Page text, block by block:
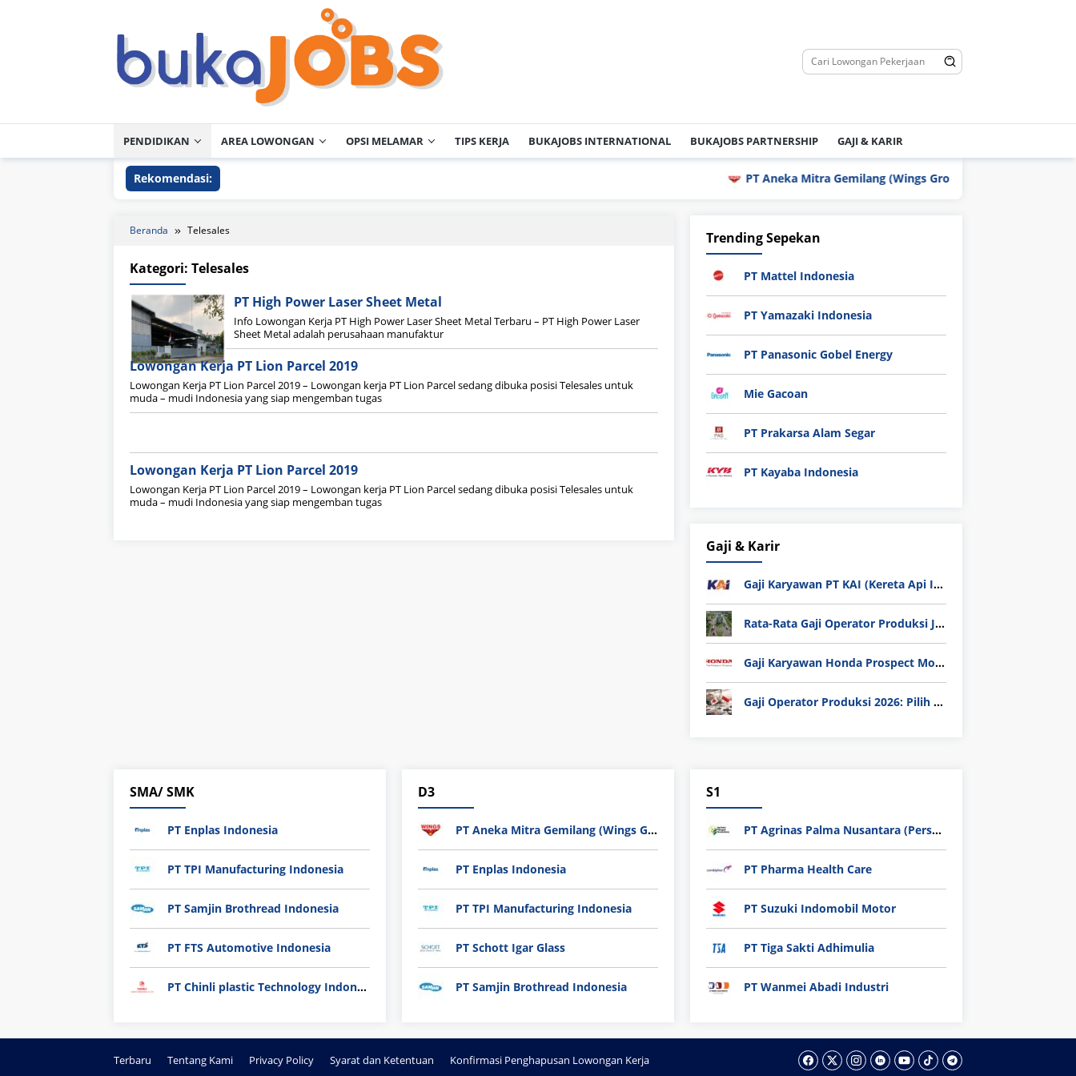
PENDIDIKAN AREA LOWONGAN OPSI MELAMAR TIPS KERJA BUKAJOBS INTERNATIONAL BUKAJOBS PARTNERSHIP GAJI & KARIR
Rekomendasi: PT Aneka Mitra Gemilang (Wings Group)
Beranda Telesales
Kategori: Telesales
PT High Power Laser Sheet Metal
Info Lowongan Kerja PT High Power Laser Sheet Metal Terbaru – PT High Power Laser
Sheet Metal adalah perusahaan manufaktur
Lowongan Kerja PT Lion Parcel 2019
Lowongan Kerja PT Lion Parcel 2019 – Lowongan kerja PT Lion Parcel sedang dibuka posisi Telesales untuk
muda – mudi Indonesia yang siap mengemban tugas
Lowongan Kerja PT Lion Parcel 2019
Lowongan Kerja PT Lion Parcel 2019 – Lowongan kerja PT Lion Parcel sedang dibuka posisi Telesales untuk
muda – mudi Indonesia yang siap mengemban tugas
Trending Sepekan
PT Mattel Indonesia
PT Yamazaki Indonesia
PT Panasonic Gobel Energy
Mie Gacoan
PT Prakarsa Alam Segar
PT Kayaba Indonesia
Gaji & Karir
Gaji Karyawan PT KAI (Kereta Api Indonesia) Update 2025
Rata-Rata Gaji Operator Produksi Jabodetabek 2025: Bedah Tuntas UMK, Lemburan, dan Realita Hidup Buruh
Gaji Karyawan Honda Prospect Motor Semua Divisi
Gaji Operator Produksi 2026: Pilih PT Astra Honda Motor (AHM) atau Manufaktur di Jepang?
SMA/ SMK
PT Enplas Indonesia
PT TPI Manufacturing Indonesia
PT Samjin Brothread Indonesia
PT FTS Automotive Indonesia
PT Chinli plastic Technology Indonesia
D3
PT Aneka Mitra Gemilang (Wings Group)
PT Enplas Indonesia
PT TPI Manufacturing Indonesia
PT Schott Igar Glass
PT Samjin Brothread Indonesia
S1
PT Agrinas Palma Nusantara (Persero)
PT Pharma Health Care
PT Suzuki Indomobil Motor
PT Tiga Sakti Adhimulia
PT Wanmei Abadi Industri
Terbaru Tentang Kami Privacy Policy Syarat dan Ketentuan Konfirmasi Penghapusan Lowongan Kerja